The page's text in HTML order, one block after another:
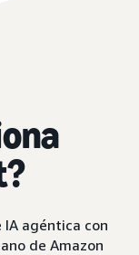
agéntica con
de Amazon